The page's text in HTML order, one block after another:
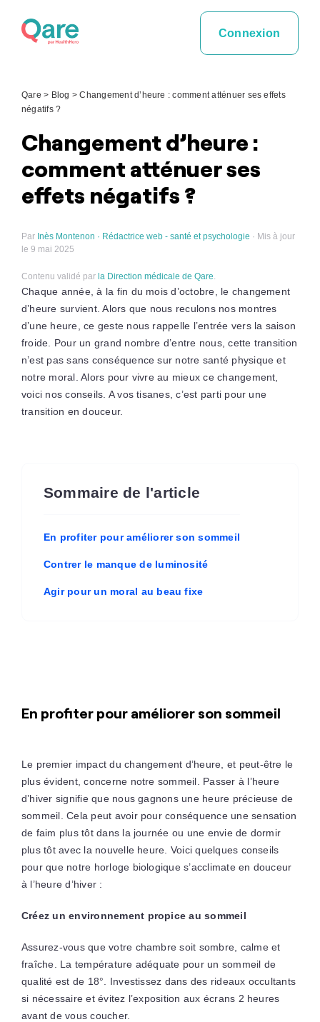
Connexion
Qare > Blog >Changement d’heure : comment atténuer ses effets
négatifs ?
Changement d’heure :
comment atténuer ses
effets négatifs ?
Par Inès Montenon · Rédactrice web - santé et psychologie · Mis à jour
le 9 mai 2025
Contenu validé par la Direction médicale de Qare.
Chaque année, à la fin du mois d’octobre, le changement
d’heure survient. Alors que nous reculons nos montres
d’une heure, ce geste nous rappelle l’entrée vers la saison
froide. Pour un grand nombre d’entre nous, cette transition
n’est pas sans conséquence sur notre santé physique et
notre moral. Alors pour vivre au mieux ce changement,
voici nos conseils. A vos tisanes, c’est parti pour une
transition en douceur.
Sommaire de l'article
En profiter pour améliorer son sommeil
Contrer le manque de luminosité
Agir pour un moral au beau fixe
En profiter pour améliorer son sommeil
Le premier impact du changement d’heure, et peut-être le
plus évident, concerne notre sommeil. Passer à l’heure
d’hiver signifie que nous gagnons une heure précieuse de
sommeil. Cela peut avoir pour conséquence une sensation
de faim plus tôt dans la journée ou une envie de dormir
plus tôt avec la nouvelle heure. Voici quelques conseils
pour que notre horloge biologique s’acclimate en douceur
à l’heure d’hiver :
Créez un environnement propice au sommeil
Assurez-vous que votre chambre soit sombre, calme et
fraîche. La température adéquate pour un sommeil de
qualité est de 18°. Investissez dans des rideaux occultants
si nécessaire et évitez l’exposition aux écrans 2 heures
avant de vous coucher.